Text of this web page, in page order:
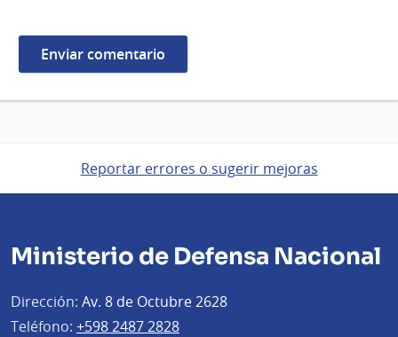
Reportar errores o sugerir mejoras
Ministerio de Defensa Nacional
Dirección: Av. 8 de Octubre 2628
Teléfono: +598 2487 2828